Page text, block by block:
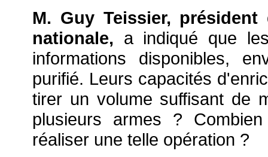
M. Guy Teissier,
nationale, a indiqué que
informations disponibles,
purifié. Leurs capacités
tirer un volume suffisant de
plusieurs armes ?
réaliser une telle opération ?